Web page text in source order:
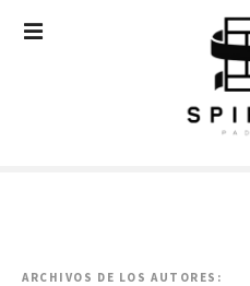
ARCHIVOS DE LOS AUTORES: